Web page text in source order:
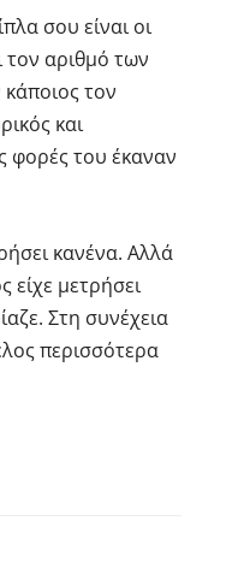
σου είναι οι
τον αριθμό των
τον
και
φορές του έκαναν
κανένα. Αλλά
μετρήσει
Στη συνέχεια
περισσότερα